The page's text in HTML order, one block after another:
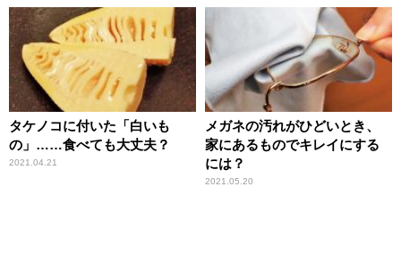
タケノコに付いた「白いも
の」……食べても大丈夫？
2021.04.21
メガネの汚れがひどいとき、
家にあるものでキレイにする
には？
2021.05.20